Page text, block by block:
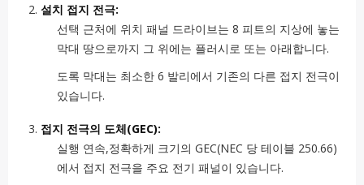
설치 접지 전극:
선택 근처에 위치 패널 드라이브는 8 피트의 지상에 놓는
막대 땅으로까지 그 위에는 플러시로 또는 아래합니다.
도록 막대는 최소한 6 발리에서 기존의 다른 접지 전극이
있습니다.
접지 전극의 도체(GEC):
실행 연속,정확하게 크기의 GEC(NEC 당 테이블 250.66)
에서 접지 전극을 주요 전기 패널이 있습니다.